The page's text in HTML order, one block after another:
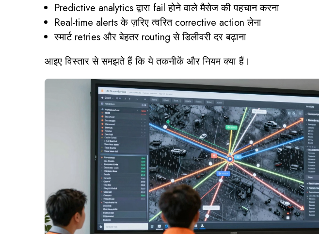
Predictive analytics द्वारा fail होने वाले मैसेज की पहचान करना
Real-time alerts के ज़रिए त्वरित corrective action लेना
स्मार्ट retries और बेहतर routing से डिलीवरी दर बढ़ाना
आइए विस्तार से समझते हैं कि ये तकनीकें और नियम क्या हैं।